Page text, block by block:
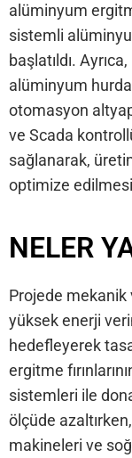
alüminyum
sistemli
başlatıldı.
alüminyum hurda
otomasyon
ve Scada
sağlanarak,
optimize edilmesi
NELER
Projede
yüksek enerji
hedefleyerek
ergitme
sistemleri ile
ölçüde
makineleri ve